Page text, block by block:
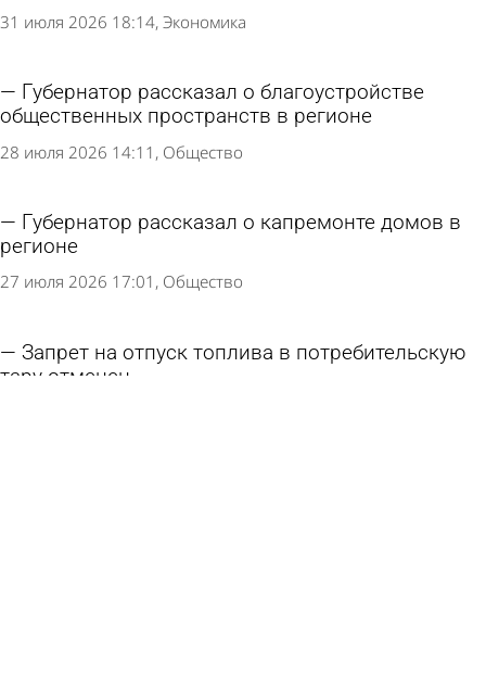
31 июля 2026 18:14 Экономика
Губернатор рассказал о благоустройстве
общественных пространств в регионе
28 июля 2026 14:11 Общество
Губернатор рассказал о капремонте домов в
регионе
27 июля 2026 17:01 Общество
Запрет на отпуск топлива в потребительскую
тару отменен